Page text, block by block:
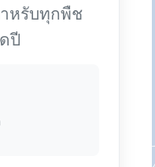
หรับทุกพืช
ปี